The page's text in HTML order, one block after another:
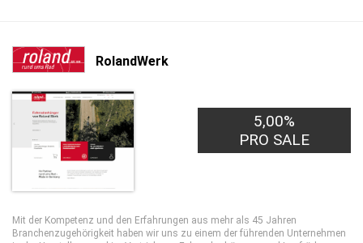
RolandWerk
5,00%
PRO SALE
Mit der Kompetenz und den Erfahrungen aus mehr als 45 Jahren
Branchenzugehörigkeit haben wir uns zu einem der führenden Unternehmen